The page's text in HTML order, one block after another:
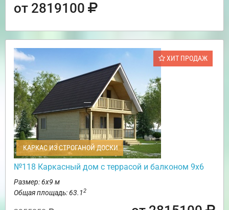
от 2819100
ХИТ ПРОДАЖ
КАРКАС ИЗ СТРОГАНОЙ ДОСКИ
№118 Каркасный дом с террасой и балконом 9х6
Размер: 6х9 м
Общая площадь: 63.12